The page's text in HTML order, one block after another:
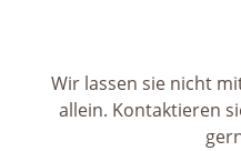
Wir lassen sie nicht
allein. Kontaktieren